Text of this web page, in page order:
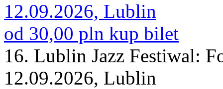
12.09.2026, Lublin
od 30,00 pln kup bilet
16. Lublin Jazz Festiwal:
12.09.2026, Lublin